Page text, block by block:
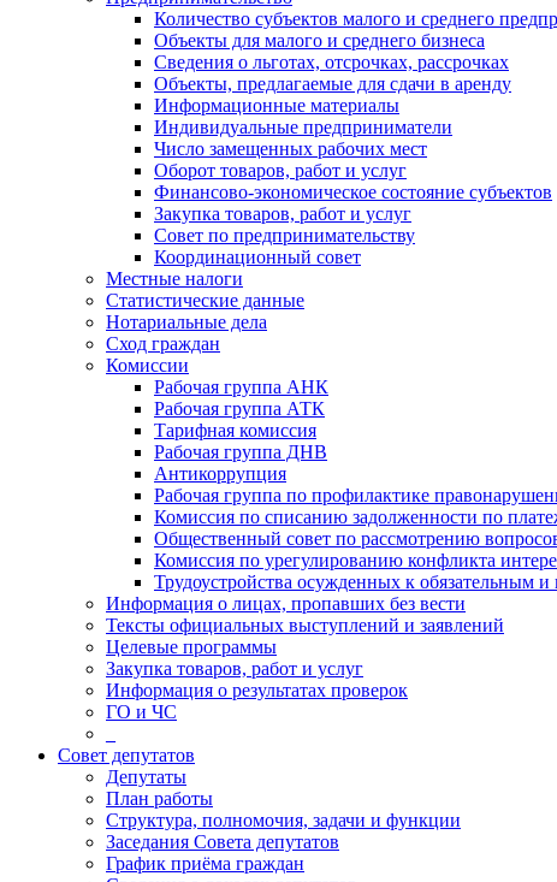
Количество субъектов малого и среднего
Объекты для малого и среднего бизнеса
Сведения о льготах, отсрочках, рассрочках
Объекты, предлагаемые для сдачи в аренду
Информационные материалы
Индивидуальные предприниматели
Число замещенных рабочих мест
Оборот товаров, работ и услуг
Финансово-экономическое состояние субъектов
Закупка товаров, работ и услуг
Совет по предпринимательству
Координационный совет
Местные налоги
Статистические данные
Нотариальные дела
Сход граждан
Комиссии
Рабочая группа АНК
Рабочая группа АТК
Тарифная комиссия
Рабочая группа ДНВ
Антикоррупция
Рабочая группа по профилактике
Комиссия по списанию задолженности по
Общественный совет по рассмотрению
Комиссия по урегулированию конфликта
Трудоустройства осужденных к обязательным
Информация о лицах, пропавших без вести
Тексты официальных выступлений и заявлений
Целевые программы
Закупка товаров, работ и услуг
Информация о результатах проверок
ГО и ЧС
Совет депутатов
Депутаты
План работы
Структура, полномочия, задачи и функции
Заседания Совета депутатов
График приёма граждан